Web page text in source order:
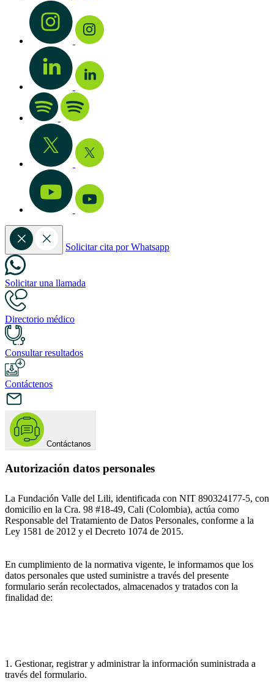
Solicitar cita por Whatsapp
Solicitar una llamada
Directorio médico
Consultar resultados
Contáctenos
Contáctanos
Autorización datos personales
La Fundación Valle del Lili, identificada con NIT 890324177-5, con
domicilio en la Cra. 98 #18-49, Cali (Colombia), actúa como
Responsable del Tratamiento de Datos Personales, conforme a la
Ley 1581 de 2012 y el Decreto 1074 de 2015.
En cumplimiento de la normativa vigente, le informamos que los
datos personales que usted suministre a través del presente
formulario serán recolectados, almacenados y tratados con la
finalidad de:
1. Gestionar, registrar y administrar la información suministrada a
través del formulario.